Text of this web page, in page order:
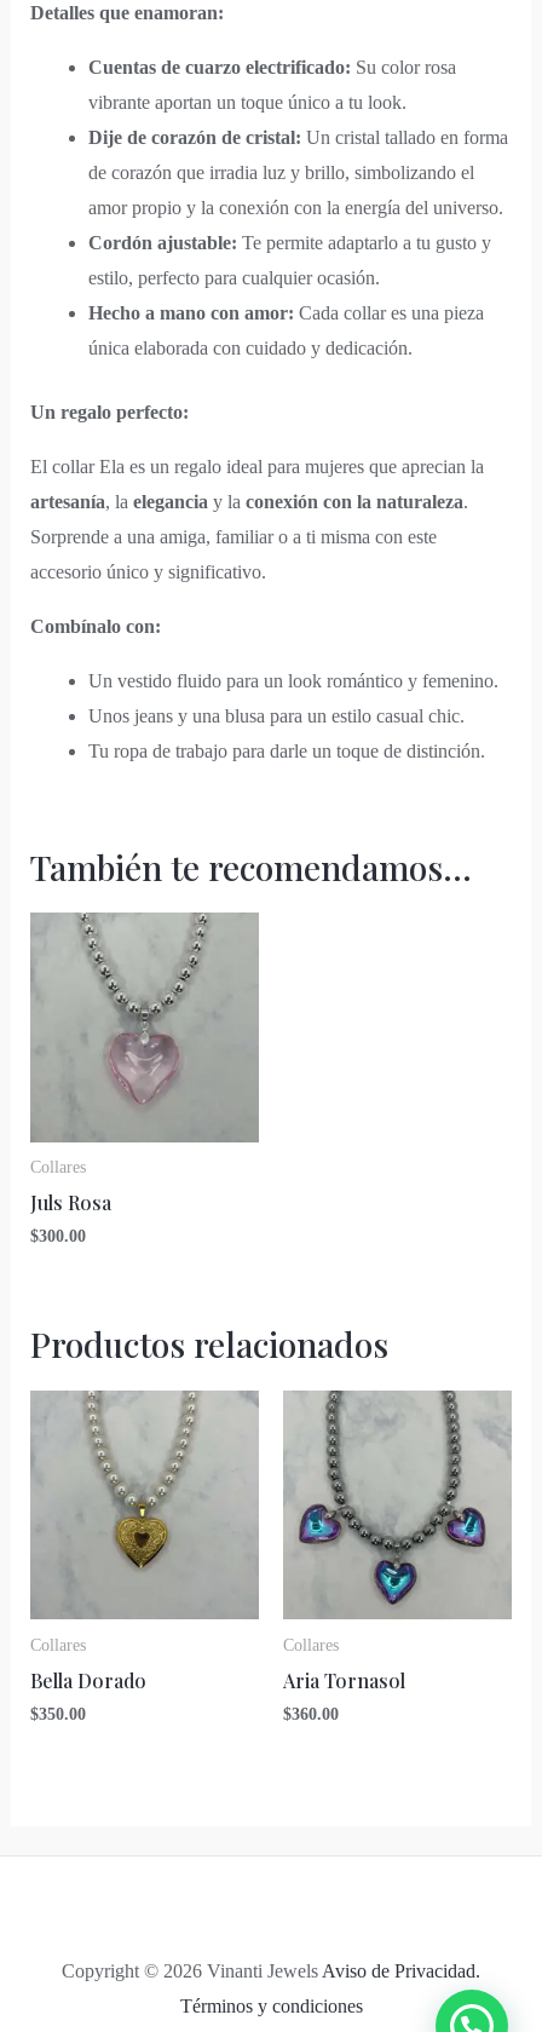
Detalles que enamoran:
Cuentas de cuarzo electrificado: Su color rosa
vibrante aportan un toque único a tu look.
Dije de corazón de cristal: Un cristal tallado en forma
de corazón que irradia luz y brillo, simbolizando el
amor propio y la conexión con la energía del universo.
Cordón ajustable: Te permite adaptarlo a tu gusto y
estilo, perfecto para cualquier ocasión.
Hecho a mano con amor: Cada collar es una pieza
única elaborada con cuidado y dedicación.
Un regalo perfecto:
El collar Ela es un regalo ideal para mujeres que aprecian la
artesanía, la elegancia y la conexión con la naturaleza.
Sorprende a una amiga, familiar o a ti misma con este
accesorio único y significativo.
Combínalo con:
Un vestido fluido para un look romántico y femenino.
Unos jeans y una blusa para un estilo casual chic.
Tu ropa de trabajo para darle un toque de distinción.
También te recomendamos…
Collares
Juls Rosa
$300.00
Productos relacionados
Collares
Bella Dorado
$350.00
Collares
Aria Tornasol
$360.00
Copyright © 2026 Vinanti JewelsAviso de Privacidad.
Términos y condiciones